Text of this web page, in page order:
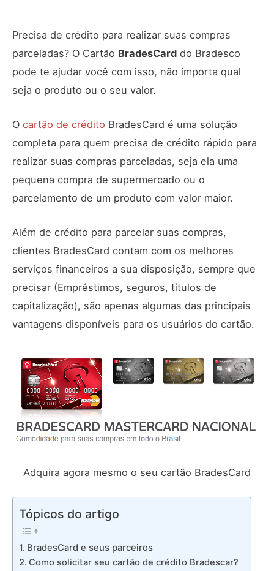
Precisa de crédito para realizar suas compras
parceladas? O Cartão BradesCard do Bradesco
pode te ajudar você com isso, não importa qual
seja o produto ou o seu valor.
O cartão de crédito BradesCard é uma solução
completa para quem precisa de crédito rápido para
realizar suas compras parceladas, seja ela uma
pequena compra de supermercado ou o
parcelamento de um produto com valor maior.
Além de crédito para parcelar suas compras,
clientes BradesCard contam com os melhores
serviços financeiros a sua disposição, sempre que
precisar (Empréstimos, seguros, títulos de
capitalização), são apenas algumas das principais
vantagens disponíveis para os usuários do cartão.
Adquira agora mesmo o seu cartão BradesCard
Tópicos do artigo
BradesCard e seus parceiros
Como solicitar seu cartão de crédito Bradescar?